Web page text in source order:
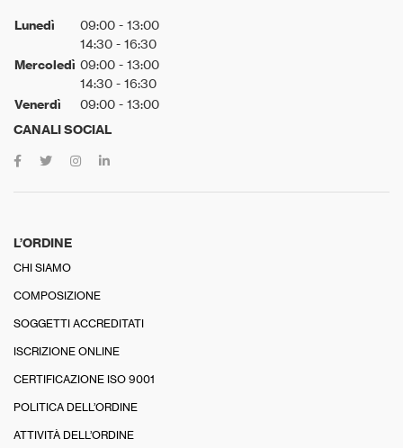
Lunedì
09:00 - 13:00
14:30 - 16:30
Mercoledì 09:00 - 13:00
14:30 - 16:30
Venerdì 09:00 - 13:00
CANALI SOCIAL
L’ORDINE
CHI SIAMO
COMPOSIZIONE
SOGGETTI ACCREDITATI
ISCRIZIONE ONLINE
CERTIFICAZIONE ISO 9001
POLITICA DELL’ORDINE
ATTIVITÀ DELL’ORDINE